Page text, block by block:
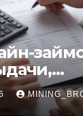
ставки
к